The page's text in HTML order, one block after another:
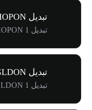
تبدیل SHOPON به IDR
تبدیل 1 SHOPON به Rp2.67M
تبدیل GLDON به IDR
تبدیل 1 GLDON به Rp7.08M